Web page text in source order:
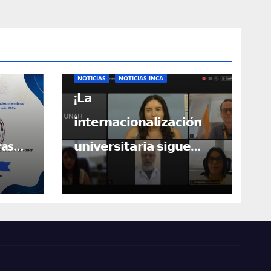
NOTICIAS NOTICIAS INCA
¡𝗟𝗮
𝗶𝗻𝘁𝗲𝗿𝗻𝗮𝗰𝗶𝗼𝗻𝗮𝗹𝗶𝘇𝗮𝗰𝗶𝗼́𝗻
𝘂𝗻𝗶𝘃𝗲𝗿𝘀𝗶𝘁𝗮𝗿𝗶𝗮 𝘀𝗶𝗴𝘂𝗲
𝗮𝗯𝗿𝗶𝗲𝗻𝗱𝗼 𝗽𝘂𝗲𝗿𝘁𝗮𝘀 𝗽𝗮𝗿𝗮
𝗖𝗲𝗻𝘁𝗿𝗼𝗮𝗺𝗲́𝗿𝗶𝗰𝗮!